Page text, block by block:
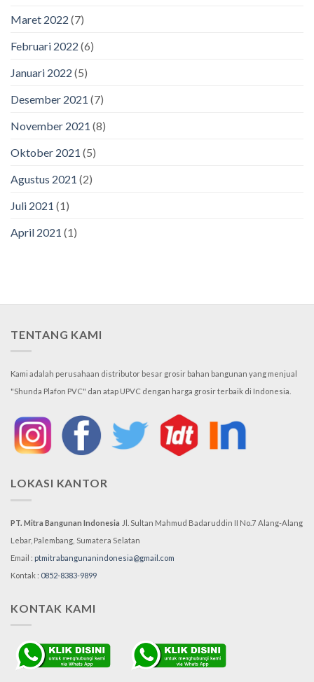
Maret 2022 (7)
Februari 2022 (6)
Januari 2022 (5)
Desember 2021 (7)
November 2021 (8)
Oktober 2021 (5)
Agustus 2021 (2)
Juli 2021 (1)
April 2021 (1)
TENTANG KAMI
Kami adalah perusahaan distributor besar grosir bahan bangunan yang menjual
"Shunda Plafon PVC" dan atap UPVC dengan harga grosir terbaik di Indonesia.
LOKASI KANTOR
PT. Mitra Bangunan Indonesia Jl. Sultan Mahmud Badaruddin II No.7 Alang-Alang
Lebar, Palembang, Sumatera Selatan
Email : ptmitrabangunanindonesia@gmail.com
Kontak : 0852-8383-9899
KONTAK KAMI